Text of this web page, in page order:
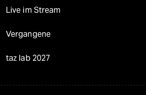
Live im Stream
Vergangene
taz lab 2027